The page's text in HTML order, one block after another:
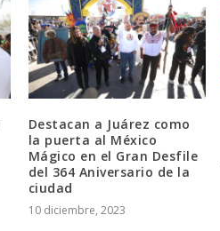
Destacan a Juárez como
la puerta al México
Mágico en el Gran Desfile
del 364 Aniversario de la
ciudad
10 diciembre, 2023